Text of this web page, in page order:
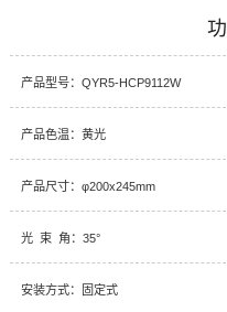
产品型号：QYR5-HCP9112W
产品色温：黄光
产品尺寸：φ200x245mm
光 束 角：35°
安装方式：固定式